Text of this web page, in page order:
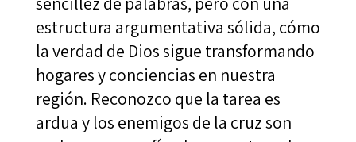
estructura argumentativa sólida, cómo
la verdad de Dios sigue transformando
hogares y conciencias en nuestra
región. Reconozco que la tarea es
ardua y los enemigos de la cruz son